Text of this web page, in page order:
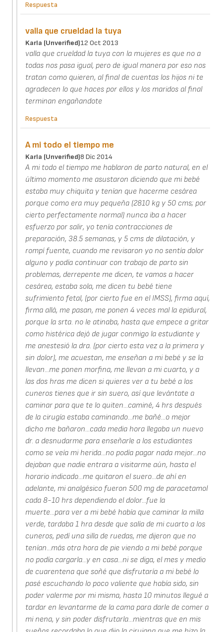
Respuesta
valla que crueldad la tuya
Karla (unverified)12 Oct 2013
valla que crueldad la tuya con la mujeres es que no a
todas nos pasa igual, pero de igual manera por eso nos
tratan como quieren, al final de cuentas los hijos ni te
agradecen lo que haces por ellos y los maridos al final
terminan engañandote
Respuesta
A mi todo el tiempo me
Karla (unverified)8 Dic 2014
A mi todo el tiempo me hablaron de parto natural, en el
último momento me asustaron diciendo que mi bebé
estaba muy chiquita y tenían que hacerme cesárea
porque como era muy pequeña (2810 kg y 50 cms; por
cierto perfectamente normal) nunca iba a hacer
esfuerzo por salir, yo tenía contracciones de
preparación, 38.5 semanas, y 5 cms de dilatación, y
rompí fuente, cuando me revisaron yo no sentía dolor
alguno y podía continuar con trabajo de parto sin
problemas, derrepente me dicen, te vamos a hacer
cesárea, estaba sola, me dicen tu bebé tiene
sufrimiento fetal, (por cierto fue en el IMSS), firma aquí,
firma allá, me pasan, me ponen 4 veces mal la epidural,
porque la srta. no le atinaba, hasta que empece a gritar
como histérica dejó de jugar conmigo la estudiante y
me anestesió la dra. (por cierto esta vez a la primera y
sin dolor), me acuestan, me enseñan a mi bebé y se la
llevan...me ponen morfina, me llevan a mi cuarto, y a
las dos hras me dicen si quieres ver a tu bebé a los
cuneros tienes que ir sin suero, así que levántate a
caminar para que te lo quiten...caminé, 4 hrs después
de la cirugía estaba caminando...me bañé...o mejor
dicho me bañaron...cada media hora llegaba un nuevo
dr. a desnudarme para enseñarle a los estudiantes
como se veía mi herida...no podía pagar nada mejor...no
dejaban que nadie entrara a visitarme aún, hasta el
horario indicado...me quitaron el suero...de ahí en
adelante, mi analgésico fueron 500 mg de paracetamol
cada 8-10 hrs dependiendo el dolor...fue la
muerte...para ver a mi bebé había que caminar la milla
verde, tardaba 1 hra desde que salía de mi cuarto a los
cuneros, pedí una silla de ruedas, me dijeron que no
tenían...más otra hora de pie viendo a mi bebé porque
no podía cargarla...y en casa...ni se diga, el mes y medio
de cuarentena que soñé que disfrutaría a mi bebé lo
pasé escuchando lo poco valiente que había sido, sin
poder valerme por mi misma, hasta 10 minutos llegué a
tardar en levantarme de la cama para darle de comer a
mi nena, y sin poder disfrutarla...mientras que en mis